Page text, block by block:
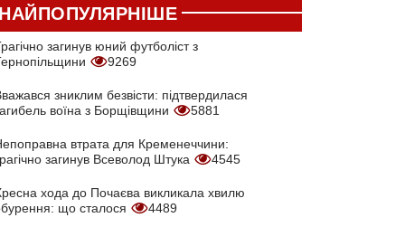
загинув юний футболіст з
9269
зниклим безвісти: підтвердилася
воїна з Борщівщини
5881
втрата для Кременеччини:
загинув Всеволод Штука
4545
хода до Почаєва викликала хвилю
що сталося
4489